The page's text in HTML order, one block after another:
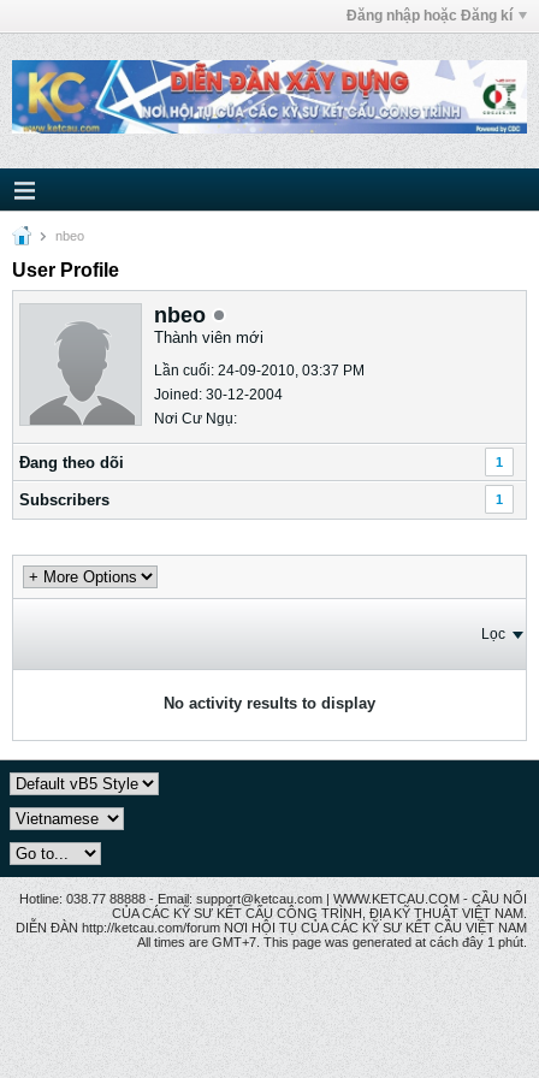
Đăng nhập hoặc Đăng kí
nbeo
User Profile
nbeo
Thành viên mới
Lần cuối: 24-09-2010, 03:37 PM
Joined: 30-12-2004
Nơi Cư Ngụ:
Ðang theo dõi 1
Subscribers 1
Lọc
No activity results to display
Hotline: 038.77 88888 - Email: support@ketcau.com | WWW.KETCAU.COM - CẦU NỐI
CỦA CÁC KỸ SƯ KẾT CẤU CÔNG TRÌNH, ĐỊA KỸ THUẬT VIỆT NAM.
DIỄN ĐÀN http://ketcau.com/forum NƠI HỘI TỤ CỦA CÁC KỸ SƯ KẾT CÂU VIỆT NAM
All times are GMT+7. This page was generated at cách đây 1 phút.